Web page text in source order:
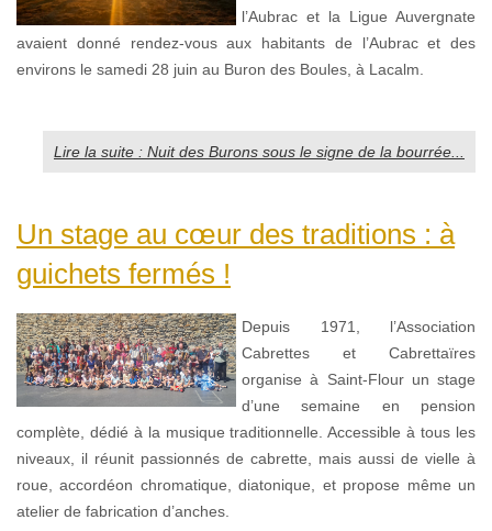
l’Aubrac et la Ligue Auvergnate
avaient donné rendez-vous aux habitants de l’Aubrac et des
environs le samedi 28 juin au Buron des Boules, à Lacalm.
Lire la suite : Nuit des Burons sous le signe de la bourrée...
Un stage au cœur des traditions : à
guichets fermés !
Depuis 1971, l’Association
Cabrettes et Cabrettaïres
organise à Saint-Flour un stage
d’une semaine en pension
complète, dédié à la musique traditionnelle. Accessible à tous les
niveaux, il réunit passionnés de cabrette, mais aussi de vielle à
roue, accordéon chromatique, diatonique, et propose même un
atelier de fabrication d’anches.